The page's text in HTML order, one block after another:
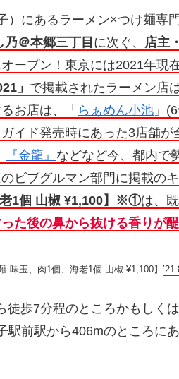
）にあるラーメン×つけ麺専
＠本郷三丁目 に次ぐ、 店主
ープン！東京には2021年現
」 で掲載されたラーメン店
お店は、「 らぁめん小池 」
イド発売時にあった3店舗
『金龍』 などなど今、都内で
ビブグルマン部門に掲載の
老1個 山椒 ¥1,100】※①は、
た後の鼻から抜ける香りが
玉、肉1個、海老1個 山椒 ¥1,100】 ’21
徒歩7分程のところかもしく
駅前駅から406mのところに